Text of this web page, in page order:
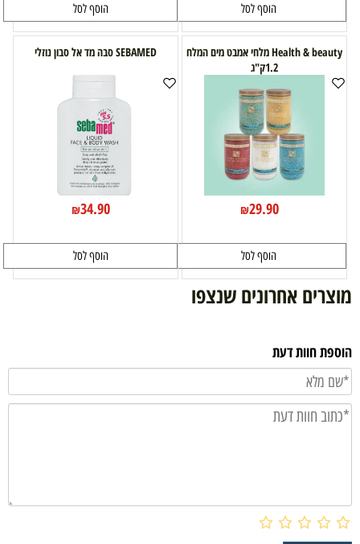
הוסף לסל הוסף לסל
Health & beauty מלחי אמבט מים המלח
1.2ק"ג
₪29.90
הוסף לסל
SEBAMED סבה מד אל סבון נוזלי
₪34.90
הוסף לסל
מוצרים אחרונים שנצפו
הוספת חוות דעת